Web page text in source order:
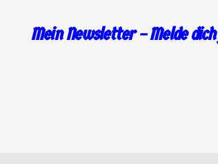
Mein Newsletter – Melde